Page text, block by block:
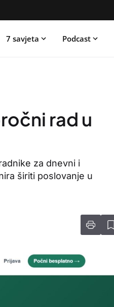
7 savjeta Podcast
rad u
za dnevni i
širiti poslovanje u